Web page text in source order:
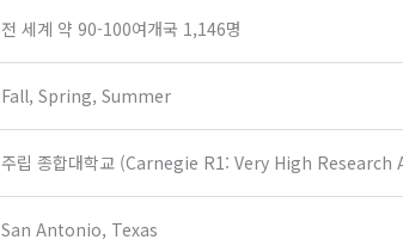
전 세계 약 90-100여개국 1,146명
Fall, Spring, Summer
주립 종합대학교 (Carnegie R1: Very High Research
San Antonio, Texas